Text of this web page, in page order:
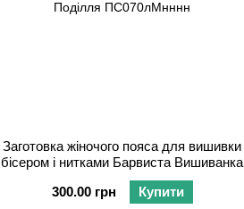
Заготовка жіночого пояса для вишивки
бісером і нитками Барвиста Вишиванка
Поділля ПС070лМнннн
300.00 грн
Купити